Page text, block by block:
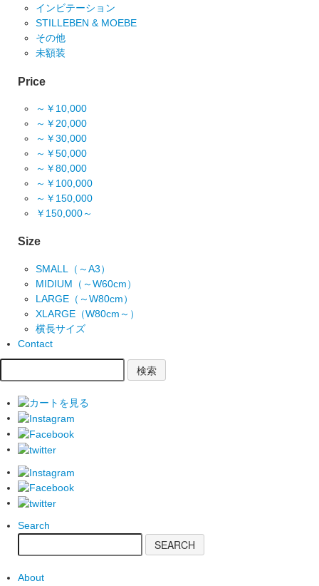
インビテーション
STILLEBEN & MOEBE
その他
未額装
Price
～￥10,000
～￥20,000
～￥30,000
～￥50,000
～￥80,000
～￥100,000
～￥150,000
￥150,000～
Size
SMALL（～A3）
MIDIUM（～W60cm）
LARGE（～W80cm）
XLARGE（W80cm～）
横長サイズ
Contact
Search
About